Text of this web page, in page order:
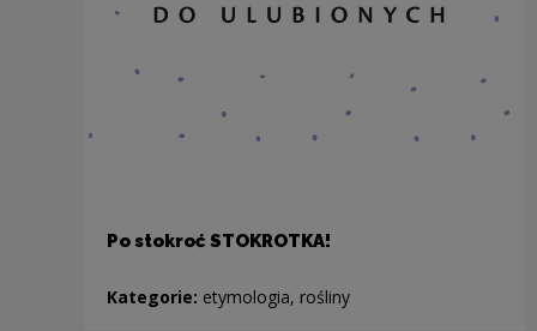
Po stokroć STOKROTKA!
Kategorie: etymologia, rośliny